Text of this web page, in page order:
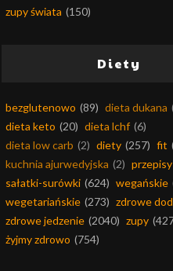
zupy świata (150)
Diety
bezglutenowo (89) dieta dukana
dieta keto (20) dieta lchf (6)
dieta low carb (2) diety (257) fit
kuchnia ajurwedyjska (2)
sałatki-surówki (624) wegańskie
wegetariańskie (273) zdrowe
zdrowe jedzenie (2040) zupy
żyjmy zdrowo (754)